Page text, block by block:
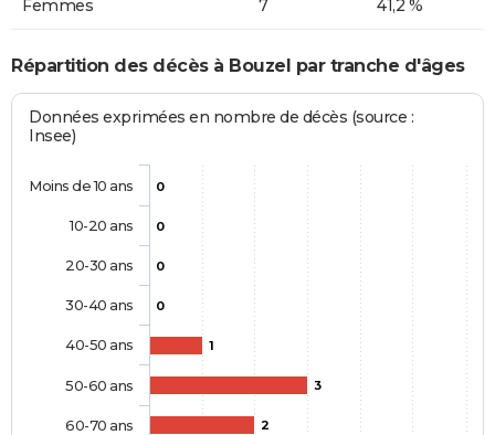
Femmes 7 41,2 %
Répartition des décès à Bouzel par tranche d'âges
Données exprimées en nombre de décès (source :
Insee)
0
0
0
0
1
3
2
Moins de 10 ans
10-20 ans
20-30 ans
30-40 ans
40-50 ans
50-60 ans
60-70 ans